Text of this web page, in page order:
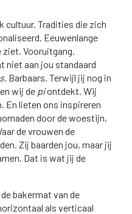
cultuur. Tradities die zich
Eeuwenlange
Vooruitgang.
niet aan jou standaard
Barbaars. Terwijl jij nog in
wij de piontdekt. Wij
En lieten ons inspireren
door de woestijn,
de vrouwen de
Zij baarden jou, maar jij
Dat is wat jij de
bakermat van de
als verticaal